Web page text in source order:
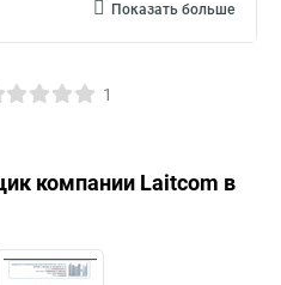
Показать больше
1
компании Laitcom в